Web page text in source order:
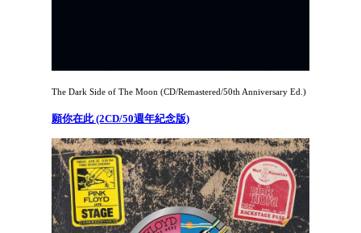
The Dark Side of The Moon (CD/Remastered/50th Anniversary Ed.)
願你在此 (2CD/50週年紀念版)